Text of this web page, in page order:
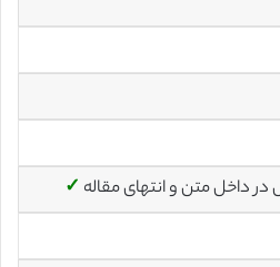
در داخل متن و انتهای مقاله ✓